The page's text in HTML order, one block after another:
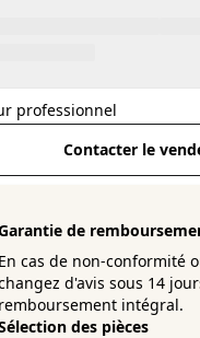
professionnel
Contacter le
de
En cas de non-conformité
d'avis sous 14
remboursement intégral.
des pièces